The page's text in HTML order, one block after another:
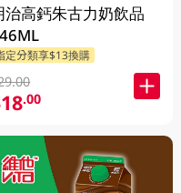
治高鈣朱古力奶飲品
定分類享$13換購
.00